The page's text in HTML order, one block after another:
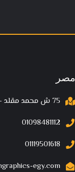
مصر
75 ش محمد مقلد – مدينة نصر لقاهرة
01098481112
01119501618
egy.com